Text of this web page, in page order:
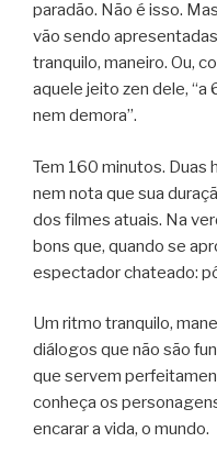
paradão. Não é isso.
vão sendo
tranquilo, maneiro. Ou,
aquele jeito zen dele,
nem demora”.
Tem 160 minutos. Duas
nem nota que sua
dos filmes atuais. Na
bons que, quando se
espectador chateado:
Um ritmo tranquilo,
diálogos que não são
que servem
conheça os
encarar a vida, o mundo.